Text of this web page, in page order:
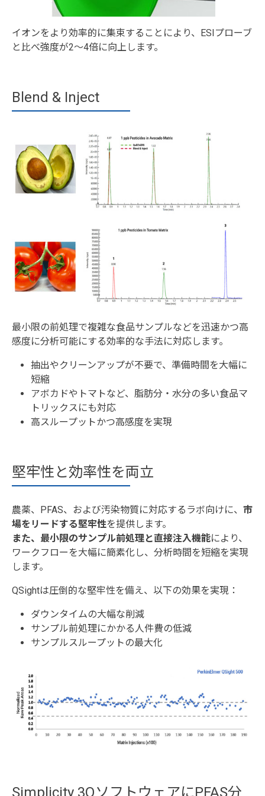
イオンをより効率的に集束することにより、ESIプローブ
と比べ強度が2～4倍に向上します。
Blend & Inject
最小限の前処理で複雑な食品サンプルなどを迅速かつ高
感度に分析可能にする効率的な手法に対応します。
抽出やクリーンアップが不要で、準備時間を大幅に
短縮
アボカドやトマトなど、脂肪分・水分の多い食品マ
トリックスにも対応
高スループットかつ高感度を実現
堅牢性と効率性を両立
農薬、PFAS、および汚染物質に対応するラボ向けに、 市
場をリードする堅牢性を提供します。
また、最小限のサンプル前処理と直接注入機能により、
ワークフローを大幅に簡素化し、分析時間を短縮を実現
します。
QSightは圧倒的な堅牢性を備え、以下の効果を実現：
ダウンタイムの大幅な削減
サンプル前処理にかかる人件費の低減
サンプルスループットの最大化
Simplicity 3QソフトウェアにPFAS分